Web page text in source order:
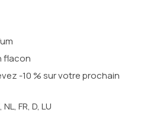
flacon
-10 % sur votre prochain
FR, D, LU